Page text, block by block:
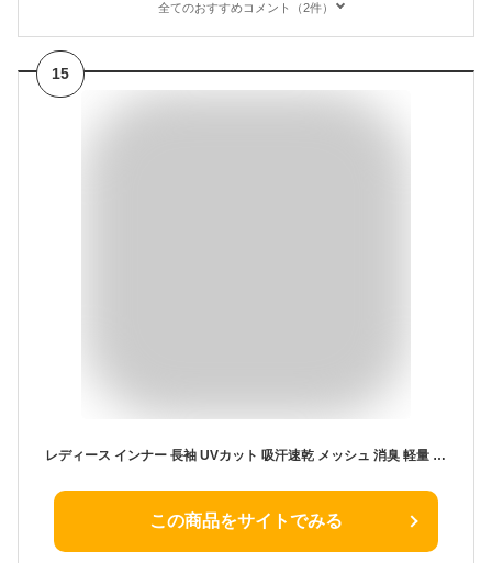
全てのおすすめコメント（2件）
15
レディース インナー 長袖 UVカット 吸汗速乾 メッシュ 消臭 軽量 ストレッチ 適圧サポート 女性用インナー 女性 女性用 下着 アウター 春 夏 シャツ 冷感インナー 藤和 TS Design EXライト ロングスリーブシャツ 811052
この商品をサイトでみる